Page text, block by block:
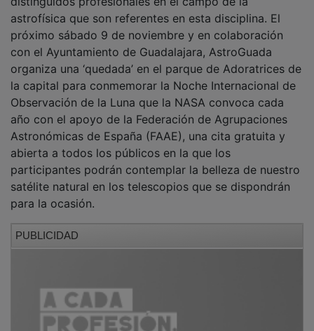
astrofísica que son referentes en esta disciplina. El
próximo sábado 9 de noviembre y en colaboración
con el Ayuntamiento de Guadalajara, AstroGuada
organiza una ‘quedada’ en el parque de Adoratrices de
la capital para conmemorar la Noche Internacional de
Observación de la Luna que la NASA convoca cada
año con el apoyo de la Federación de Agrupaciones
Astronómicas de España (FAAE), una cita gratuita y
abierta a todos los públicos en la que los
participantes podrán contemplar la belleza de nuestro
satélite natural en los telescopios que se dispondrán
para la ocasión.